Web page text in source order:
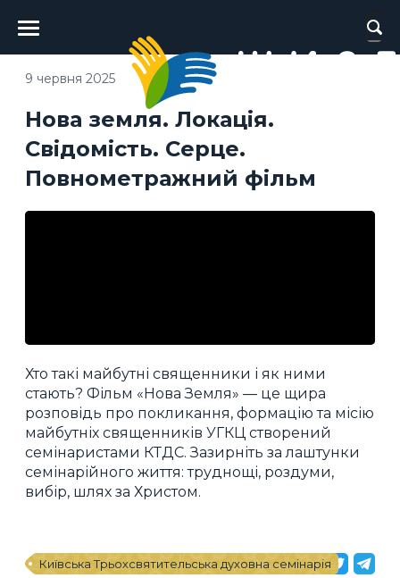
Головне
меню
Нова земля. Локація.
Свідомість. Серце.
Повнометражний фільм
9 червня 2025
Хто такі майбутні священники і як ними
стають? Фільм «Нова Земля» — це щира
розповідь про покликання, формацію та місію
майбутніх священників УГКЦ створений
семінаристами КТДС. Зазирніть за лаштунки
семінарійного життя: труднощі, роздуми,
вибір, шлях за Христом.
Київська Трьохсвятительська духовна семінарія